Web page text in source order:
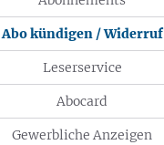
Abo kündigen / Widerruf
Leserservice
Abocard
Gewerbliche Anzeigen